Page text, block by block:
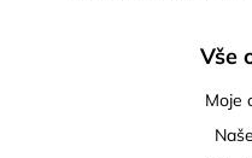
Vše
Moje